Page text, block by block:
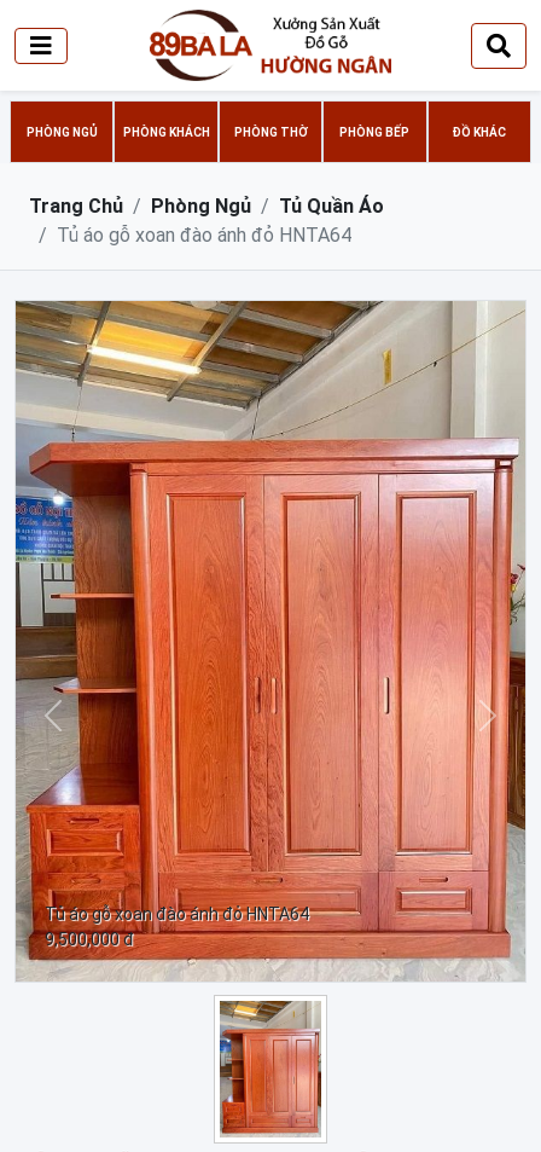
PHÒNG NGỦ PHÒNG KHÁCH PHÒNG THỜ PHÒNG BẾP ĐỒ KHÁC
Trang Chủ Phòng Ngủ
Tủ Quần Áo
Tủ áo gỗ xoan đào ánh đỏ HNTA64
Tủ áo gỗ xoan đào ánh đỏ HNTA64
9,500,000 đ
Trước Sau